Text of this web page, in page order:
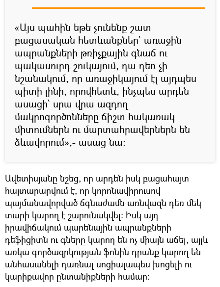
«Այս պահին եթե չունենք շատ
բացասական հետևանքներ՝ առաջին
ապրանքների թռիչքային գնաճ ու
պակասուրդ շուկայում, դա դեռ չի
նշանակում, որ առաջիկայում էլ այդպես
պիտի լինի, որովհետև, ինչպես արդեն
ասացի՝ սրա վրա ազդող
մակրոգործոնները ճիշտ հակառակ
միտումներն ու մարտահրավերներն են
ձևավորում»,- ասաց նա:
Ավետիսյանը նշեց, որ արդեն իսկ բացահայտ
հայտարարվում է, որ կորոնավիրուսով
պայմանավորված ճգնաժամն առնվազն դեռ մեկ
տարի կարող է շարունակվել: Իսկ այդ
իրավիճակում պարենային ապրանքների
դեֆիցիտն ու գները կարող են ոչ միայն աճել, այլև
առկա գործազրկության ֆոնին դրանք կարող են
անհասանելի դառնալ սոցիալապես խոցելի ու
կարիքավոր ընտանիքների համար: